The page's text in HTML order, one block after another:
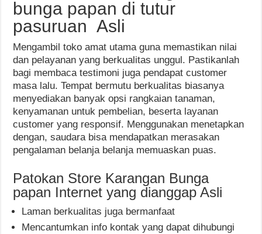
bunga papan di tutur
pasuruan Asli
Mengambil toko amat utama guna memastikan nilai
dan pelayanan yang berkualitas unggul. Pastikanlah
bagi membaca testimoni juga pendapat customer
masa lalu. Tempat bermutu berkualitas biasanya
menyediakan banyak opsi rangkaian tanaman,
kenyamanan untuk pembelian, beserta layanan
customer yang responsif. Menggunakan menetapkan
dengan, saudara bisa mendapatkan merasakan
pengalaman belanja belanja memuaskan puas.
Patokan Store Karangan Bunga
papan Internet yang dianggap Asli
Laman berkualitas juga bermanfaat
Mencantumkan info kontak yang dapat dihubungi